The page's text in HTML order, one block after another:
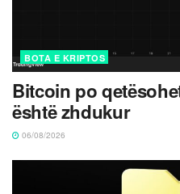
BOTA E KRIPTOS
Bitcoin po
është zhdukur
06/08/2026